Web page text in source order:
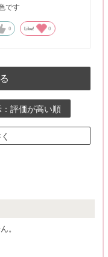
です
0 Like! 0
：評価が高い順
。